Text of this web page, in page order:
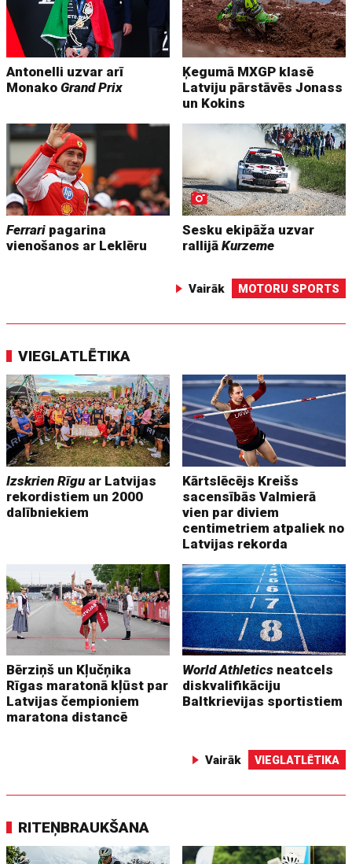
Antonelli uzvar arī
MonakoGrand Prix
Ķegumā MXGP klasē
Latviju pārstāvēs Jonass
un Kokins
Ferrari pagarina
vienošanos ar Leklēru
Sesku ekipāža uzvar
rallijāKurzeme
Vairāk MOTORU SPORTS
VIEGLATLĒTIKA
Izskrien Rīguar Latvijas
rekordistiem un 2000
dalībniekiem
Kārtslēcējs Kreišs
sacensībās Valmierā
vien par diviem
centimetriem atpaliek no
Latvijas rekorda
Bērziņš un Kļučņika
Rīgas maratonā kļūst par
Latvijas čempioniem
maratona distancē
World Athletics neatcels
diskvalifikāciju
Baltkrievijas sportistiem
Vairāk VIEGLATLĒTIKA
RITEŅBRAUKŠANA